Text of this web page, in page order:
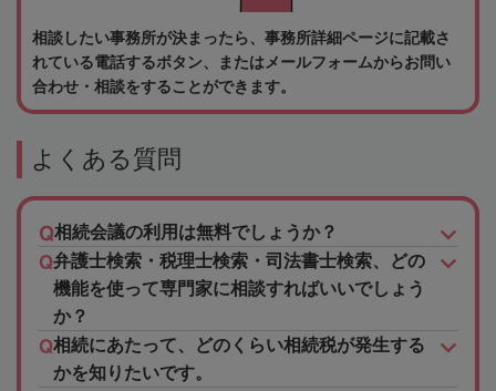
相談したい事務所が決まったら、事務所詳細ページに記載さ
れている電話するボタン、またはメールフォームからお問い
合わせ・相談をすることができます。
よくある質問
相続会議の利用は無料でしょうか？
弁護士検索・税理士検索・司法書士検索、どの
機能を使って専門家に相談すればいいでしょう
か？
相続にあたって、どのくらい相続税が発生する
かを知りたいです。